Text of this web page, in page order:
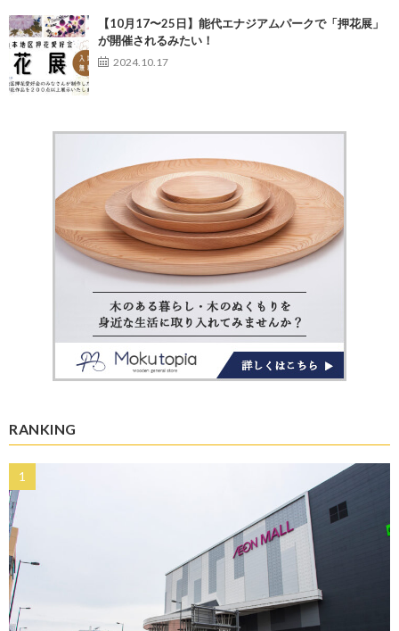
【10月17〜25日】能代エナジアムパークで「押花展」
が開催されるみたい！
2024.10.17
RANKING